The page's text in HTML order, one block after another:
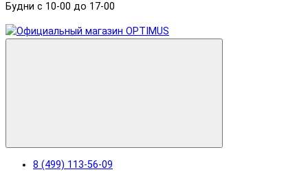
Будни с 10-00 до 17-00
8 (499) 113-56-09